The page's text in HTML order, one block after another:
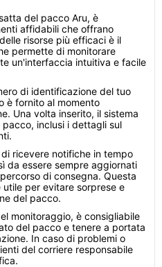
del pacco Aru, è
affidabili che offrano
risorse più efficaci è il
permette di monitorare
un'interfaccia intuitiva e facile
di identificazione del tuo
è fornito al momento
Una volta inserito, il sistema
inclusi i dettagli sul
ricevere notifiche in tempo
da essere sempre aggiornati
di consegna. Questa
per evitare sorprese e
del pacco.
monitoraggio, è consigliabile
del pacco e tenere a portata
In caso di problemi o
del corriere responsabile